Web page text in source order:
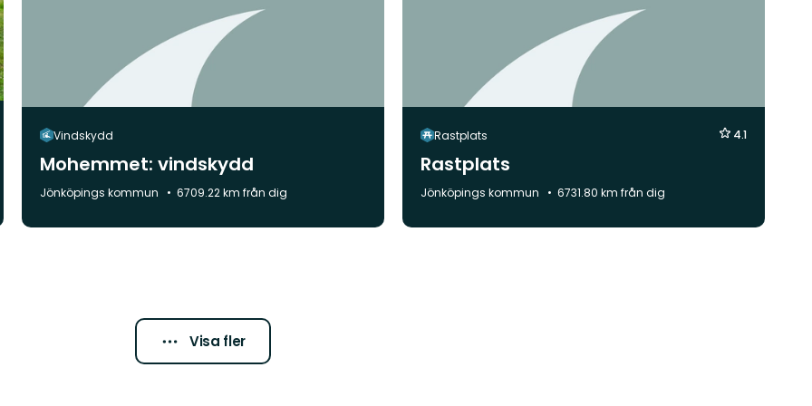
Vindskydd
Mohemmet: vindskydd
Kommun:
Jönköpings kommun 6709.22 km från dig
Rastplats 4.1
Rastplats
Kommun:
Jönköpings kommun 6731.80 km från dig
Visa fler